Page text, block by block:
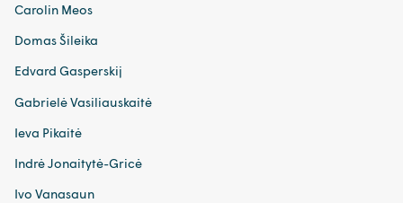
Carolin Meos
Domas Šileika
Edvard Gasperskij
Gabrielė Vasiliauskaitė
Ieva Pikaitė
Indrė Jonaitytė-Gricė
Ivo Vanasaun